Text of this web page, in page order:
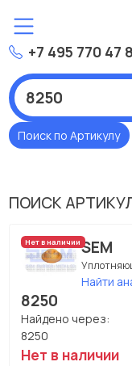
+7 495 770 47
Поиск по Артикулу
ПОИСК
Нет в наличииSEM
Найти
8250
Найдено через:
8250
Нет в наличии